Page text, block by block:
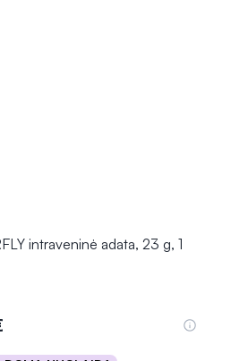
intraveninė adata, 23 g, 1